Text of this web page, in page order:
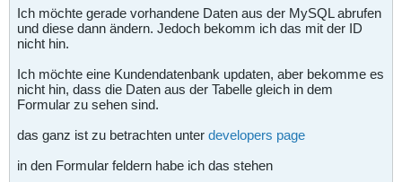
Ich möchte gerade vorhandene Daten aus der MySQL abrufen
und diese dann ändern. Jedoch bekomm ich das mit der ID
nicht hin.
Ich möchte eine Kundendatenbank updaten, aber bekomme es
nicht hin, dass die Daten aus der Tabelle gleich in dem
Formular zu sehen sind.
das ganz ist zu betrachten unter developers page
in den Formular feldern habe ich das stehen